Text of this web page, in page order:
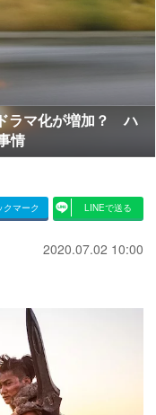
ラマ化が増加？ ハ
情
クマーク LINEで送る
2020.07.02 10:00